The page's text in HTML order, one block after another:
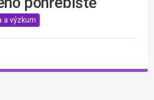
a výzkum